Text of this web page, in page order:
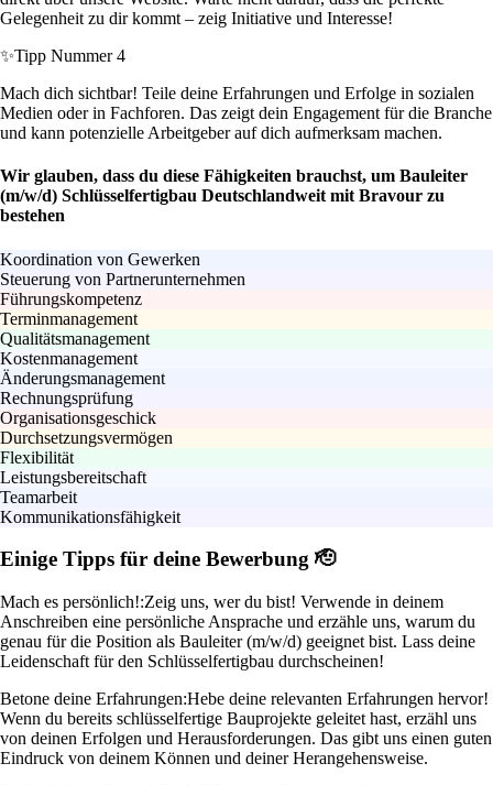
Gelegenheit zu dir kommt – zeig Initiative und Interesse!
✨Tipp Nummer 4
Mach dich sichtbar! Teile deine Erfahrungen und Erfolge in sozialen
Medien oder in Fachforen. Das zeigt dein Engagement für die Branche
und kann potenzielle Arbeitgeber auf dich aufmerksam machen.
Wir glauben, dass du diese Fähigkeiten brauchst, um Bauleiter
(m/w/d) Schlüsselfertigbau Deutschlandweit mit Bravour zu
bestehen
Koordination von Gewerken
Steuerung von Partnerunternehmen
Führungskompetenz
Terminmanagement
Qualitätsmanagement
Kostenmanagement
Änderungsmanagement
Rechnungsprüfung
Organisationsgeschick
Durchsetzungsvermögen
Flexibilität
Leistungsbereitschaft
Teamarbeit
Kommunikationsfähigkeit
Einige Tipps für deine Bewerbung 🫡
Mach es persönlich!:Zeig uns, wer du bist! Verwende in deinem
Anschreiben eine persönliche Ansprache und erzähle uns, warum du
genau für die Position als Bauleiter (m/w/d) geeignet bist. Lass deine
Leidenschaft für den Schlüsselfertigbau durchscheinen!
Betone deine Erfahrungen:Hebe deine relevanten Erfahrungen hervor!
Wenn du bereits schlüsselfertige Bauprojekte geleitet hast, erzähl uns
von deinen Erfolgen und Herausforderungen. Das gibt uns einen guten
Eindruck von deinem Können und deiner Herangehensweise.